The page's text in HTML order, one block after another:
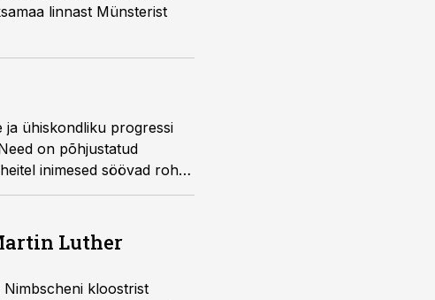
linnast Münsterist
ja ühiskondliku progressi
on põhjustatud
inimesed söövad rohtu
Luther
kloostrist